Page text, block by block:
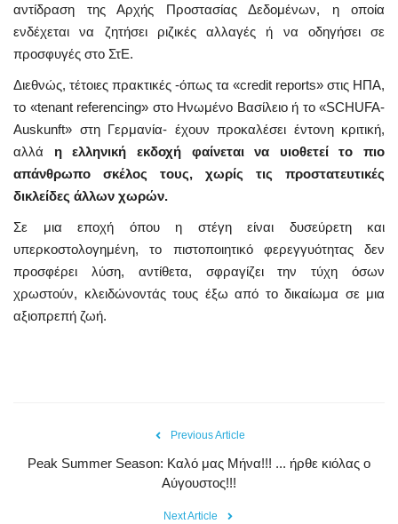
αντίδραση της Αρχής Προστασίας Δεδομένων, η οποία
ενδέχεται να ζητήσει ριζικές αλλαγές ή να οδηγήσει σε
προσφυγές στο ΣτΕ.
Διεθνώς, τέτοιες πρακτικές -όπως τα «credit reports» στις ΗΠΑ,
το «tenant referencing» στο Ηνωμένο Βασίλειο ή το «SCHUFA-
Auskunft» στη Γερμανία- έχουν προκαλέσει έντονη κριτική,
αλλά η ελληνική εκδοχή φαίνεται να υιοθετεί το πιο
απάνθρωπο σκέλος τους,
χωρίς τις προστατευτικές
δικλείδες άλλων χωρών.
Σε μια εποχή όπου η στέγη είναι δυσεύρετη και
υπερκοστολογημένη, το πιστοποιητικό φερεγγυότητας δεν
προσφέρει λύση, αντίθετα, σφραγίζει την τύχη όσων
χρωστούν, κλειδώνοντάς τους έξω από το δικαίωμα σε μια
αξιοπρεπή ζωή.
Previous Article
Peak Summer Season: Kαλό μας Μήνα!!! ... ήρθε κιόλας ο
Αύγουστος!!!
Next Article